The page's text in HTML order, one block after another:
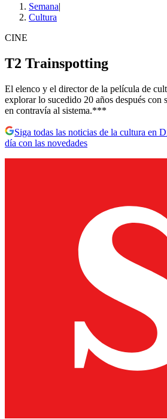
Semana|
Cultura
CINE
T2 Trainspotting
El elenco y el director de la película de
explorar lo sucedido 20 años después con
en contravía al sistema.***
Siga todas las noticias de la cultura en
día con las novedades